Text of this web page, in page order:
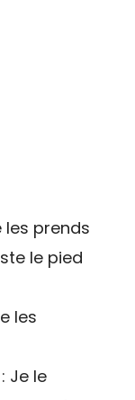
les prends
le pied
les
: Je le